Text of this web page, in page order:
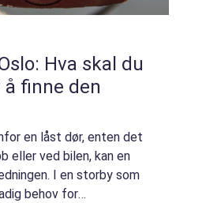
Hva skal du
finne den
en låst dør, enten det
eller ved bilen, kan en
I en storby som
behov for